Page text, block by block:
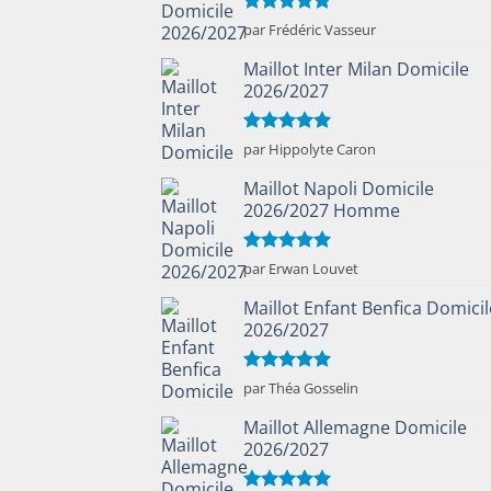
Note5sur
5
par Frédéric Vasseur
Maillot Inter Milan Domicile
2026/2027
Note5sur
5
par Hippolyte Caron
Maillot Napoli Domicile
2026/2027 Homme
Note5sur
5
par Erwan Louvet
Maillot Enfant Benfica
2026/2027
Note5sur
5
par Théa Gosselin
Maillot Allemagne Domicile
2026/2027